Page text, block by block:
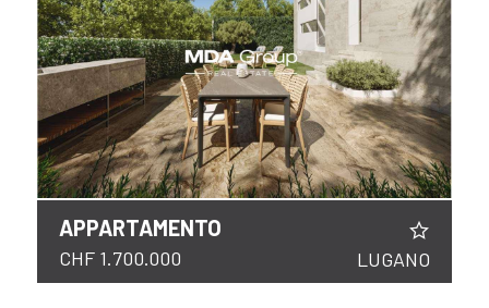
APPARTAMENTO
CHF 1.700.000 LUGANO